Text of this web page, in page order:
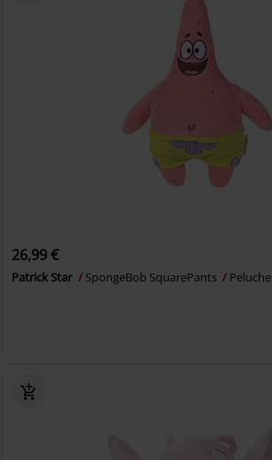
26,99 €
Patrick Star SpongeBob SquarePants Peluche